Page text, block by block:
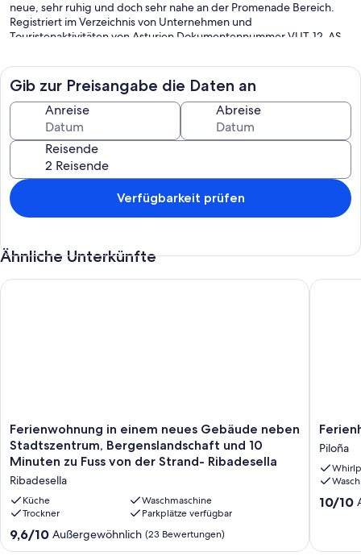
neue, sehr ruhig und doch sehr nahe an der Promenade Bereich.
Registriert im Verzeichnis von Unternehmen und
Touristenaktivitäten von Asturien Dokumentennummer VUT-12-AS.
Gib zur Preisangabe die Daten an
Anreise Abreise
Reisende
Verfügbarkeit prüfen
Ähnliche Unterkünfte
Ferienwohnung
in
einem
neues
Gebäude
neben
Stadtszentrum,
Bergenslandschaft
und
Ferienwohnung in einem neues Gebäude neben
Stadtszentrum, Bergenslandschaft und 10
Minuten zu Fuss von der Strand- Ribadesella
Ribadesella
Küche
Waschmaschine
Trockner
Parkplätze verfügbar
9.6
von
9,6/10 Außergewöhnlich (23 Bewertungen)
Ferienwohnung in einem neues Gebäude neben
Las
Casitas
de
Valles
für
Piloña
10.0
10/10